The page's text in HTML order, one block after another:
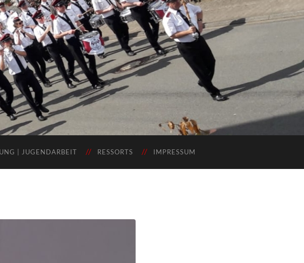
| JUGENDARBEIT RESSORTS IMPRESSUM